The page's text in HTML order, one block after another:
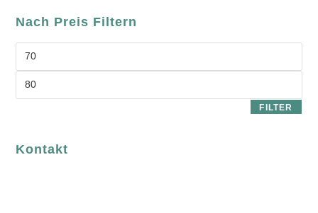
Nach Preis Filtern
FILTER
Kontakt